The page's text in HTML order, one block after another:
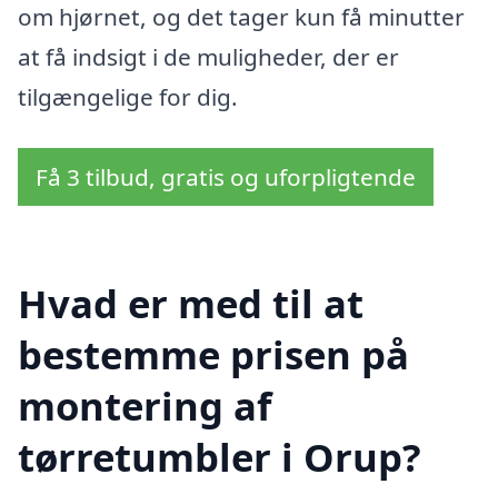
om hjørnet, og det tager kun få minutter
at få indsigt i de muligheder, der er
tilgængelige for dig.
Få 3 tilbud, gratis og uforpligtende
Hvad er med til at
bestemme prisen på
montering af
tørretumbler i Orup?